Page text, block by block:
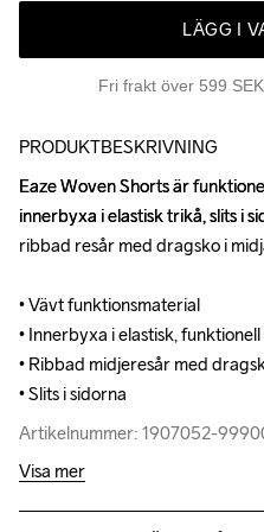
LÄGG I
Fri frakt över 599 SEK
PRODUKTBESKRIVNING
Eaze Woven Shorts är
innerbyxa i elastisk trikå, slits i
ribbad resår med dragsko i
• Vävt funktionsmaterial
• Innerbyxa i elastisk,
• Ribbad midjeresår med
• Slits i sidorna
Artikelnummer: 1907052-
Eaze Woven Shorts är
innerbyxa i elastisk trikå, slits i
ribbad resår med dragsko i
• Vävt funktionsmaterial
• Innerbyxa i elastisk,
• Ribbad midjeresår med
• Slits i sidorna
Artikelnummer: 1907052-
Visa mer